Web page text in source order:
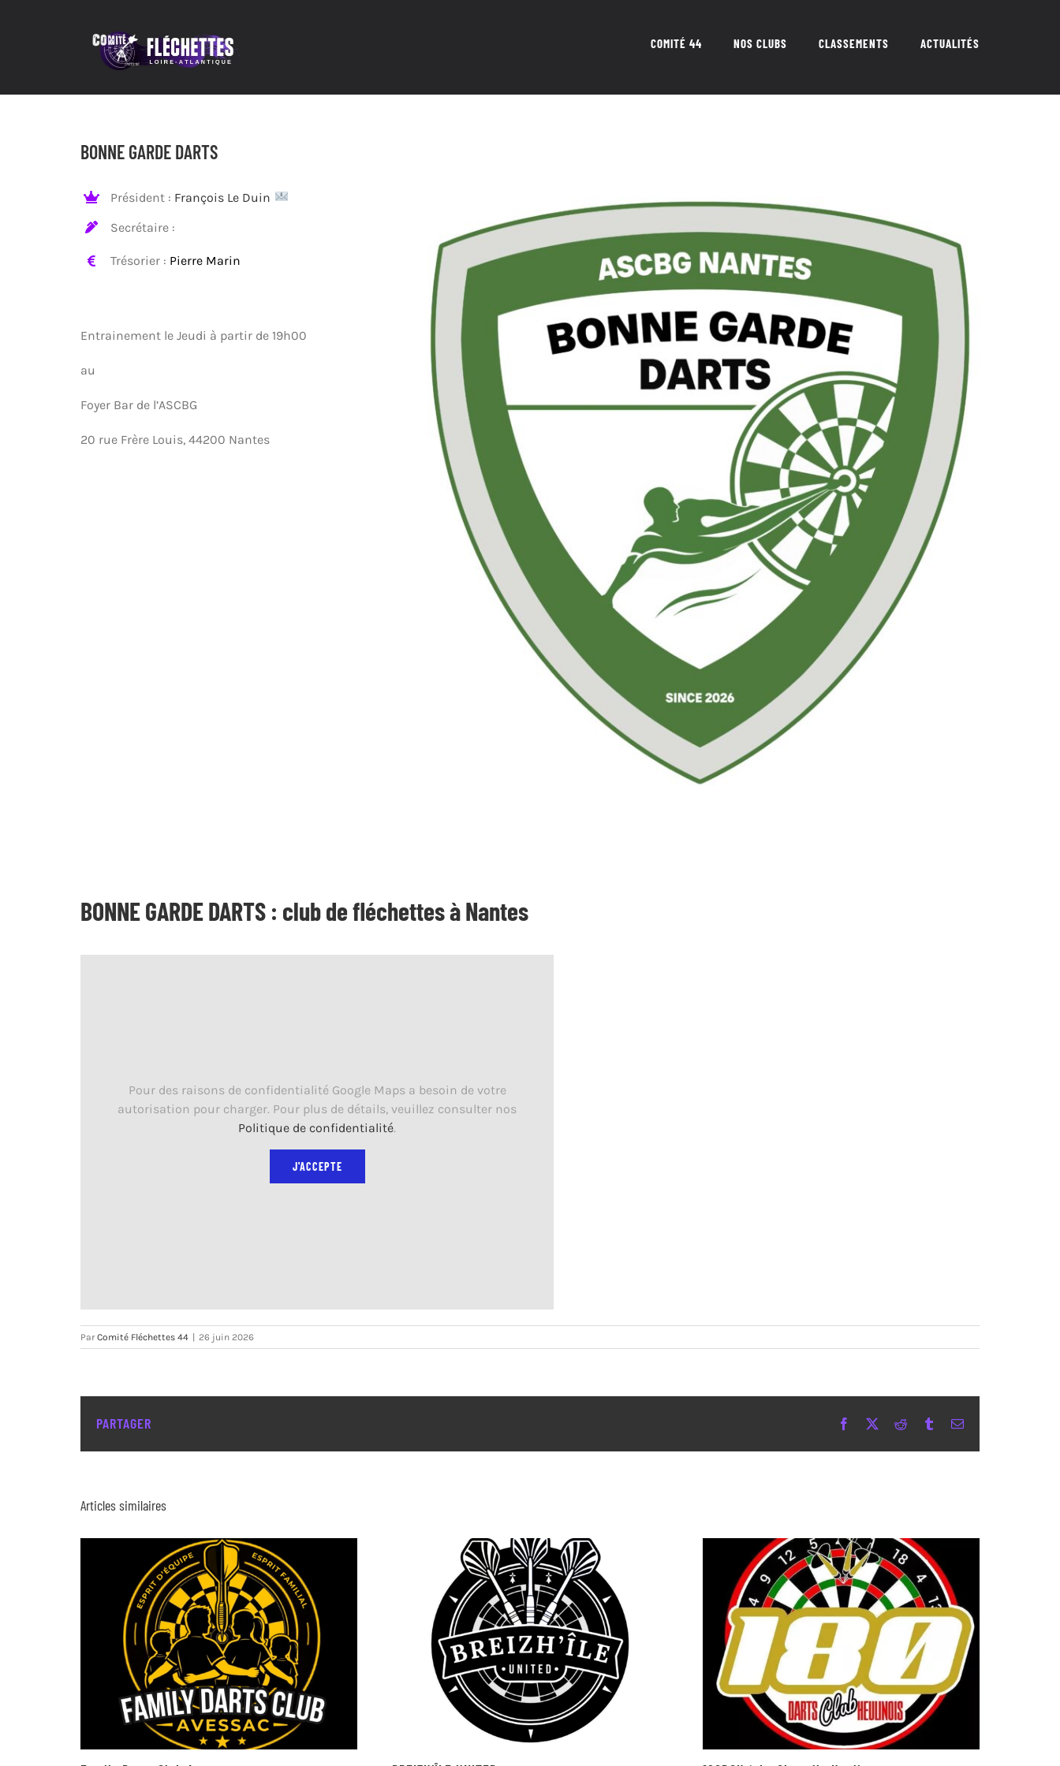
COMITÉ 44 NOS CLUBS CLASSEMENTS ACTUALITÉS
BONNE GARDE DARTS
Président : François Le Duin
Secrétaire :
Trésorier : Pierre Marin
Entrainement le Jeudi à partir de 19h00
au
Foyer Bar de l’ASCBG
20 rue Frère Louis, 44200 Nantes
BONNE GARDE DARTS : club de fléchettes à Nantes
Pour des raisons de confidentialité Google Maps a besoin de votre
autorisation pour charger. Pour plus de détails, veuillez consulter nos
Politique de confidentialité.
J'ACCEPTE
ParComité Fléchettes 44 | 26 juin 2026
PARTAGER Facebook Reddit TumblrEmail
Articles similaires